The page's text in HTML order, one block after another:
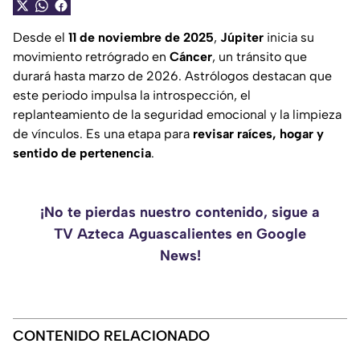
Desde el 11 de noviembre de 2025, Júpiter inicia su
movimiento retrógrado en Cáncer, un tránsito que
durará hasta marzo de 2026. Astrólogos destacan que
este periodo impulsa la introspección, el
replanteamiento de la seguridad emocional y la limpieza
de vínculos. Es una etapa para revisar raíces, hogar y
sentido de pertenencia.
¡No te pierdas nuestro contenido, sigue a
TV Azteca Aguascalientes en Google
News!
CONTENIDO RELACIONADO